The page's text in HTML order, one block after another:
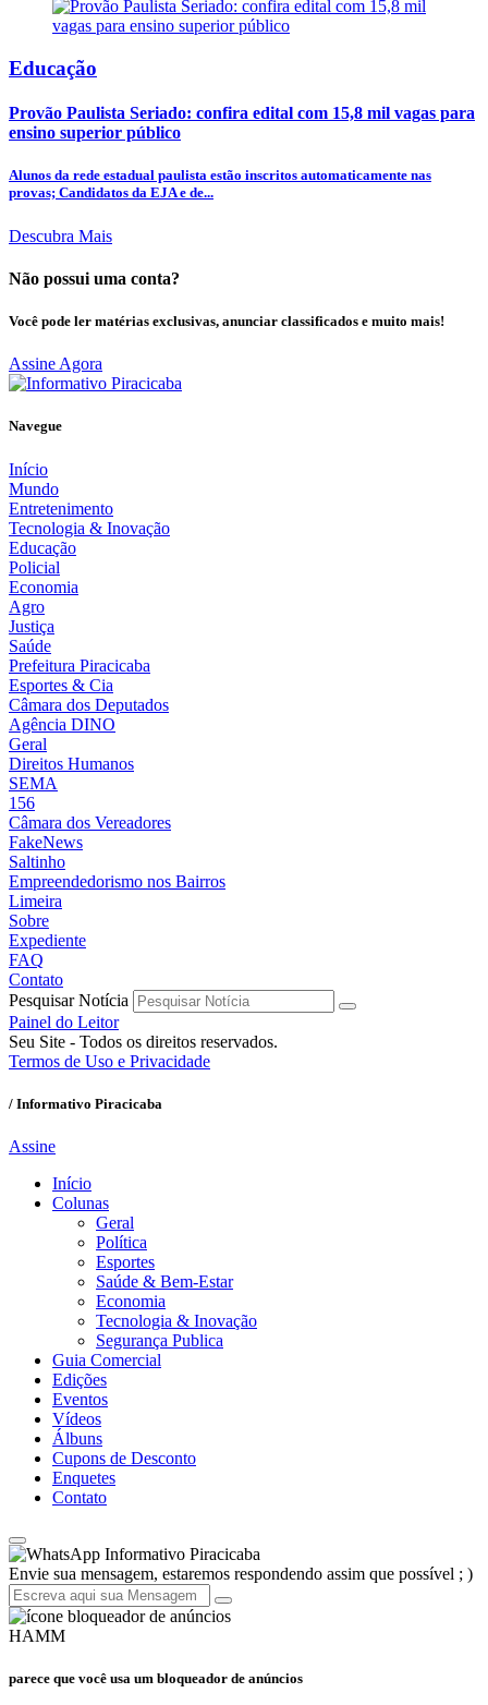
Educação
Provão Paulista Seriado: confira edital com 15,8 mil vagas para
ensino superior público
Alunos da rede estadual paulista estão inscritos automaticamente nas
provas; Candidatos da EJA e de...
Descubra Mais
Não possui uma conta?
Você pode ler matérias exclusivas, anunciar classificados e muito mais!
Assine Agora
Navegue
Início
Mundo
Entretenimento
Tecnologia & Inovação
Educação
Policial
Economia
Agro
Justiça
Saúde
Prefeitura Piracicaba
Esportes & Cia
Câmara dos Deputados
Agência DINO
Geral
Direitos Humanos
SEMA
156
Câmara dos Vereadores
FakeNews
Saltinho
Empreendedorismo nos Bairros
Limeira
Sobre
Expediente
FAQ
Contato
Pesquisar Notícia
Painel do Leitor
Seu Site - Todos os direitos reservados.
Termos de Uso e Privacidade
/ Informativo Piracicaba
Assine
Início
Colunas
Geral
Política
Esportes
Saúde & Bem-Estar
Economia
Tecnologia & Inovação
Segurança Publica
Guia Comercial
Edições
Eventos
Vídeos
Álbuns
Cupons de Desconto
Enquetes
Contato
Informativo Piracicaba
Envie sua mensagem, estaremos respondendo assim que possível ; )
HAMM
parece que você usa um bloqueador de anúncios